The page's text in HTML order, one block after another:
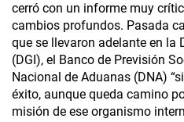
cerró con un informe muy
cambios profundos. Pasada
que se llevaron adelante en la
(DGI), el Banco de Previsión
Nacional de Aduanas (DNA)
éxito, aunque queda camino
misión de ese organismo